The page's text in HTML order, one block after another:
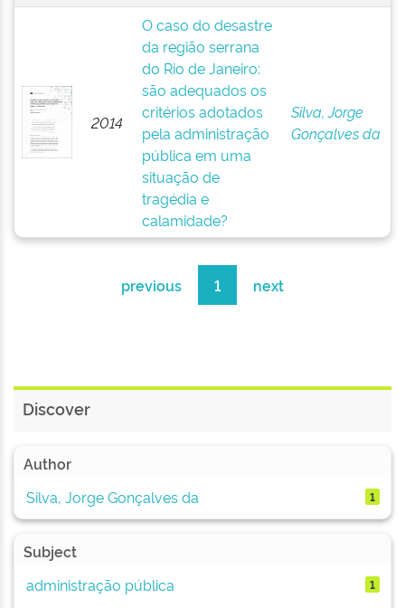
2014
O caso do desastre
da região serrana
do Rio de Janeiro:
são adequados os
critérios adotados
pela administração
pública em uma
situação de
tragédia e
calamidade?
Silva, Jorge
Gonçalves da
previous 1 next
Discover
Author
Silva, Jorge Gonçalves da
1
Subject
administração pública
1